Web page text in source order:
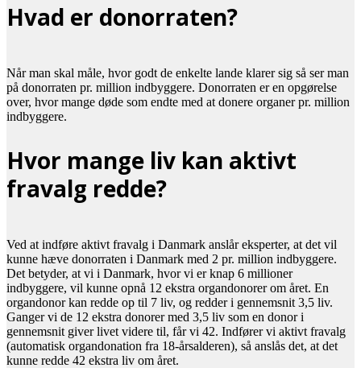
Hvad er donorraten?
Når man skal måle, hvor godt de enkelte lande klarer sig så ser man
på donorraten pr. million indbyggere. Donorraten er en opgørelse
over, hvor mange døde som endte med at donere organer pr. million
indbyggere.
Hvor mange liv kan aktivt
fravalg redde?
Ved at indføre aktivt fravalg i Danmark anslår eksperter, at det vil
kunne hæve donorraten i Danmark med 2 pr. million indbyggere.
Det betyder, at vi i Danmark, hvor vi er knap 6 millioner
indbyggere, vil kunne opnå 12 ekstra organdonorer om året. En
organdonor kan redde op til 7 liv, og redder i gennemsnit 3,5 liv.
Ganger vi de 12 ekstra donorer med 3,5 liv som en donor i
gennemsnit giver livet videre til, får vi 42. Indfører vi aktivt fravalg
(automatisk organdonation fra 18-årsalderen), så anslås det, at det
kunne redde 42 ekstra liv om året.